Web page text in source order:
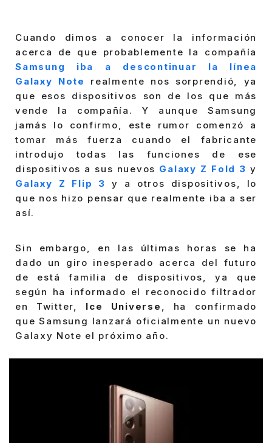
Cuando dimos a conocer la información
acerca de que probablemente la compañía
Samsung iba a descontinuar la línea
Galaxy Note
realmente nos sorprendió, ya
que esos dispositivos son de los que más
vende la compañía. Y aunque Samsung
jamás lo confirmo, este rumor comenzó a
tomar más fuerza cuando el fabricante
introdujo todas las funciones de ese
dispositivos a sus nuevos Galaxy Z Fold 3 y
Galaxy Z Flip 3
y a otros dispositivos, lo
que nos hizo pensar que realmente iba a ser
así.
Sin embargo, en las últimas horas se ha
dado un giro inesperado acerca del futuro
de está familia de dispositivos, ya que
según ha informado el reconocido filtrador
en Twitter, Ice Universe , ha confirmado
que Samsung lanzará oficialmente un nuevo
Galaxy Note el próximo año.